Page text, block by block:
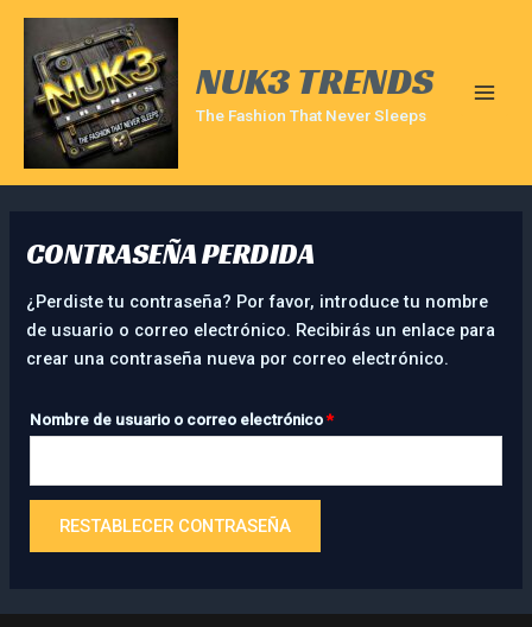
contenido
NUK3 TRENDS
The Fashion That Never Sleeps
CONTRASEÑA PERDIDA
¿Perdiste tu contraseña? Por favor, introduce tu nombre
de usuario o correo electrónico. Recibirás un enlace para
crear una contraseña nueva por correo electrónico.
Nombre de usuario o correo electrónico*
RESTABLECER CONTRASEÑA